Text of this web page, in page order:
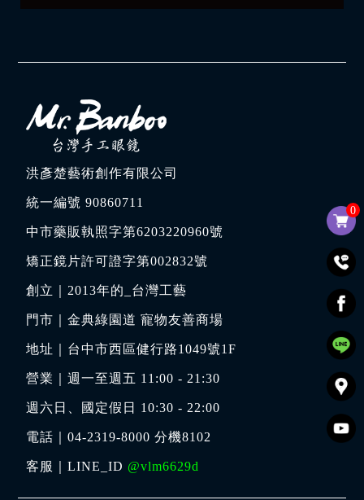
0
洪彥楚藝術創作有限公司
統一編號 90860711
中市藥販執照字第6203220960號
矯正鏡片許可證字第002832號
創立｜2013年的_台灣工藝
門市｜金典綠園道 寵物友善商場
地址｜ 台中市西區健行路1049號1F
營業｜週一至週五 11:00 - 21:30
週六日、國定假日 10:30 - 22:00
電話｜04-2319-8000 分機8102
客服｜LINE_ID @vlm6629d